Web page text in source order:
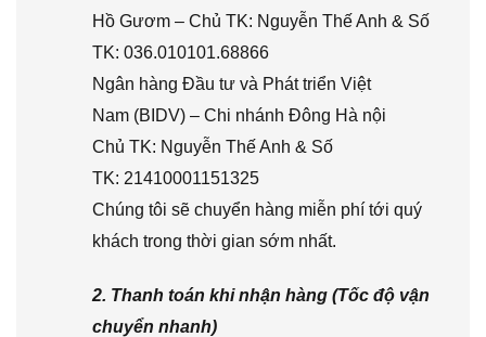
Hồ Gươm – Chủ TK: Nguyễn Thế Anh & Số
TK: 036.010101.68866
Ngân hàng Đầu tư và Phát triển Việt
Nam (BIDV) – Chi nhánh Đông Hà nội
Chủ TK: Nguyễn Thế Anh & Số
TK: 21410001151325
Chúng tôi sẽ chuyển hàng miễn phí tới quý
khách trong thời gian sớm nhất.
2. Thanh toán khi nhận hàng (Tốc độ vận
chuyển nhanh)